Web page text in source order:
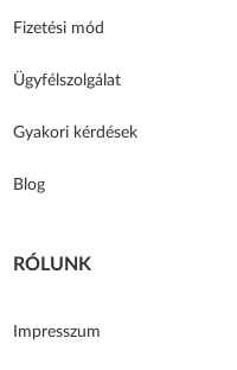
Fizetési mód
Ügyfélszolgálat
Gyakori kérdések
Blog
RÓLUNK
Impresszum